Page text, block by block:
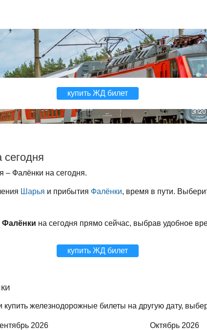
купить ЖД билет
Фалёнки на сегодня.
Шарья и прибытия Фалёнки, время в пути.
Фалёнки на сегодня прямо сейчас, выбрав удобное
купить ЖД билет
железнодорожные билеты на другую дату,
2026
Октябрь 2026